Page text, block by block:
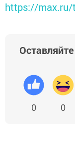
https://max.ru/
0 0